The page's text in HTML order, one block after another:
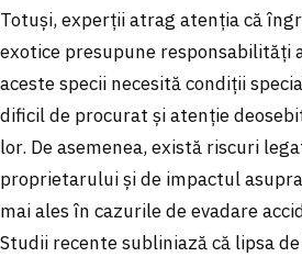
Totuși, experții atrag atenția că
exotice presupune responsabilități
aceste specii necesită condiții
dificil de procurat și atenție
lor. De asemenea, există riscuri
proprietarului și de impactul
mai ales în cazurile de evadare
Studii recente subliniază că lipsa